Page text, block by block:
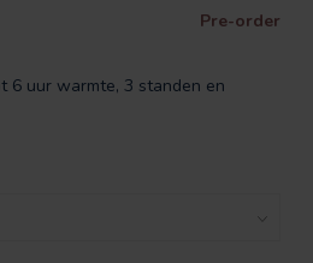
Pre-order
6 uur warmte, 3 standen en